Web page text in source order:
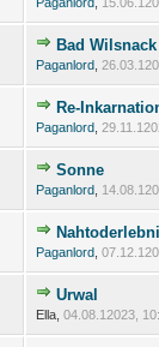
Bad
Paganlord
Re-
Paganlord
Sonne
Paganlord
Paganlord
Urwal
Ella, 04.08.12023,